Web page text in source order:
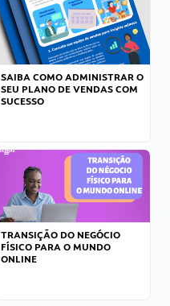
SAIBA COMO ADMINISTRAR O
SEU PLANO DE VENDAS COM
SUCESSO
TRANSIÇÃO DO NEGÓCIO
FÍSICO PARA O MUNDO
ONLINE